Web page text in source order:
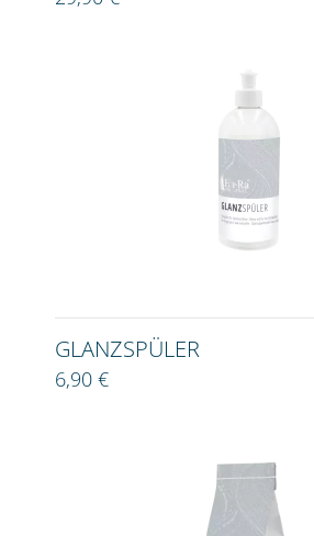
GLANZSPÜLER
6,90 €